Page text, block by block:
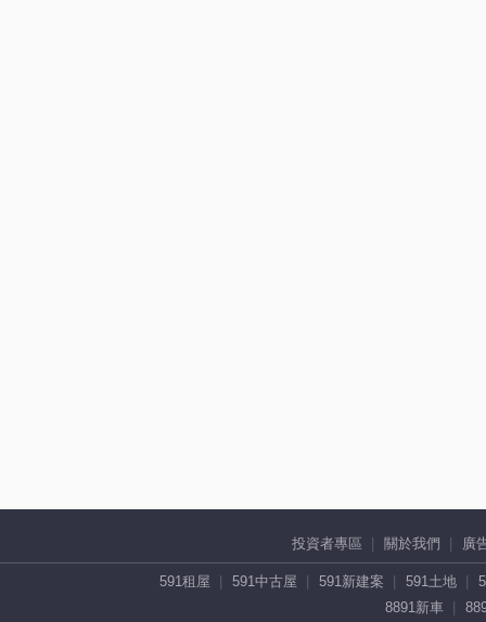
投資者專區 關於我們 廣
591租屋 591中古屋 591新建案 591土地
8891新車